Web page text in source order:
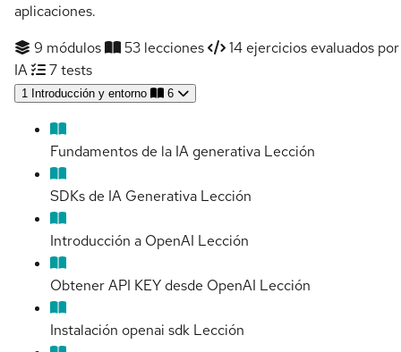
aplicaciones.
9 módulos
53 lecciones
14 ejercicios evaluados por
IA
7 tests
1 Introducción y entorno 6
Fundamentos de la IA generativa Lección
SDKs de IA Generativa Lección
Introducción a OpenAI Lección
Obtener API KEY desde OpenAI Lección
Instalación openai sdk Lección